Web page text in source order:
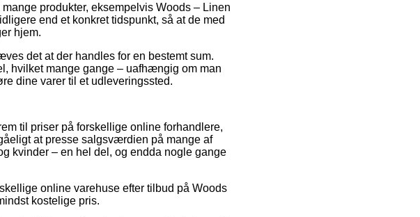
produkter, eksempelvis Woods – Linen
end et konkret tidspunkt, så at de med
hjem.
det at der handles for en bestemt sum.
hvilket mange gange – uafhængig om man
dine varer til et udleveringssted.
til priser på forskellige online forhandlere,
at presse salgsværdien på mange af
kvinder – en hel del, og endda nogle gange
online varehuse efter tilbud på Woods
kostelige pris.